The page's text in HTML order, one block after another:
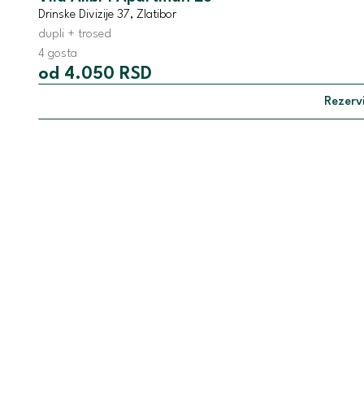
Drinske Divizije 37, Zlatibor
dupli + trosed
4 gosta
od 4.050 RSD